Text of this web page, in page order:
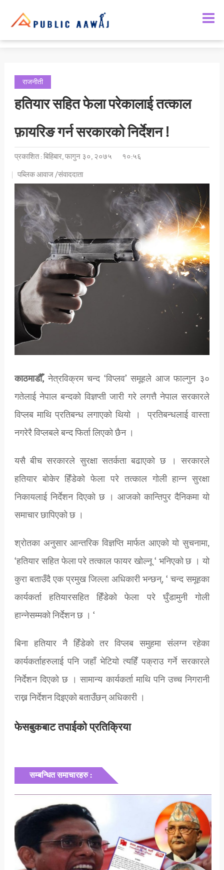
राजनीती
हतियार सहित फेला परेकालाई तत्काल
फ़ायरिङ गर्न सरकारको निर्देशन !
प्रकाशित : बिहिबार, फागुन ३०, २०७५
१०:५६
पब्लिक आवाज /संवाददाता
काठमाडौँ,नेत्रविक्रम चन्द ‘विप्लव’ समूहले आज फाल्गुन ३०
गतेलाई नेपाल बन्दको विज्ञप्ती जारी गरे लगत्तै नेपाल सरकारले
विप्लब माथि प्रतिबन्ध लगाएको थियो । प्रतिबन्धलाई वास्ता
नगरेरै विप्लबले बन्द फिर्ता लिएको छैन ।
यसै बीच सरकारले सुरक्षा सतर्कता बढाएको छ । सरकारले
हतियार बोकेर हिँडेको फेला परे तत्काल गोली हान्न सुरक्षा
निकायलाई निर्देशन दिएको छ । आजको कान्तिपुर दैनिकमा यो
समाचार छापिएको छ ।
श्रोतका अनुसार आन्तरिक विज्ञप्ति मार्फत आएको यो सुचनामा,
‘हतियार सहित फेला परे तत्काल फायर खोल्नू ‘ भनिएको छ । यो
कुरा बताउँदै एक प्रमुख जिल्ला अधिकारी भन्छन्, ‘ चन्द समूहका
कार्यकर्ता हतियारसहित हिँडेको फेला परे घुँडामुनी गोली
हान्नेसम्मको निर्देशन छ । ‘
बिना हतियार नै हिँडेको तर विप्लब समुहमा संलग्न रहेका
कार्यकर्ताहरुलाई पनि जहाँ भेटियो त्यहिँ पक्राउ गर्ने सरकारले
निर्देशन दिएको छ । सामान्य कार्यकर्ता माथि पनि उच्च निगरानी
राख्न निर्देशन दिइएको बताउँछन् अधिकारी ।
फेसबुकबाट तपाईको प्रतिक्रिया
सम्बन्धित समाचारहरु :